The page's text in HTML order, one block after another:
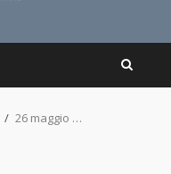
26 maggio …